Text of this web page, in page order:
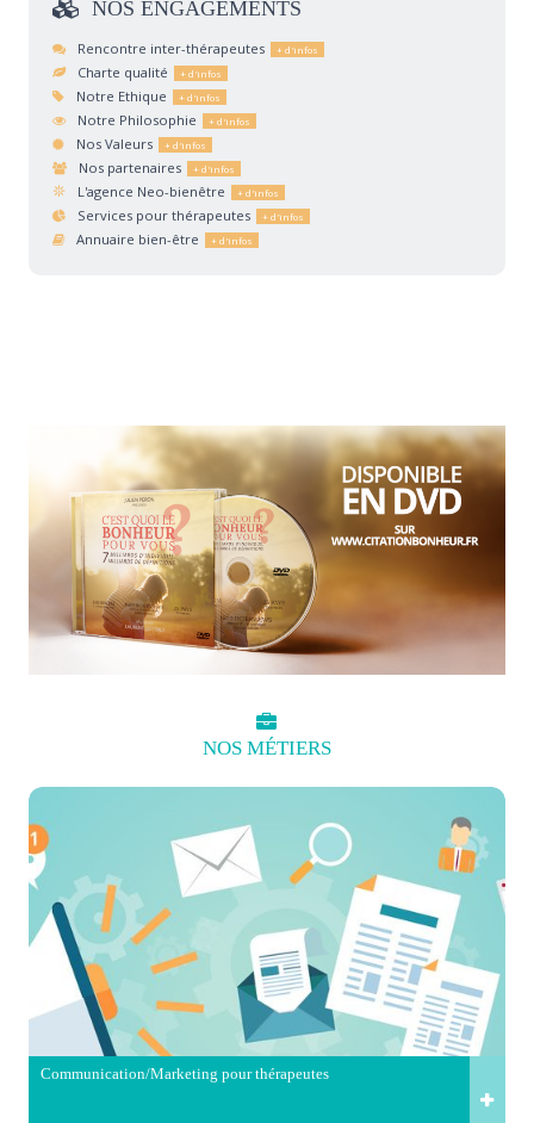
NOS ENGAGEMENTS
Rencontre inter-thérapeutes
Charte qualité
Notre Ethique
Notre Philosophie
Nos Valeurs
Nos partenaires
L'agence Neo-bienêtre
Services pour thérapeutes
Annuaire bien-être
NOS MÉTIERS
Communication/Marketing pour thérapeutes